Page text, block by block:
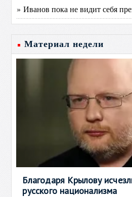
» Иванов пока не видит себя
Материал недели
Благодаря Крылову
русского национализма